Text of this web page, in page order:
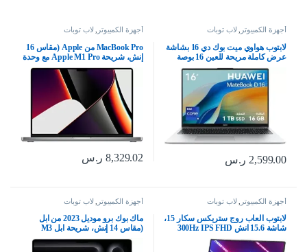
أجهزة الكمبيوتر لاب توبات
لابتوب هواوي ميت بوك دي 16 بشاشة
عرض كاملة مريحة للعين 16 بوصة
هيكل خفيف ومعدني معالج كور i9
عالي الأداء جيل 13 ذاكرة رام 16
جيجابايت+ SSD سعة 1 تيرابايت،
لوحة مفاتيح رقمية انجليزي/عربي لون
2,599.00 ر.س
أجهزة الكمبيوتر لاب توبات
MacBook Pro من Apple (مقاس 16
إنش، شريحة Apple M1 Pro مع وحدة
معالجة مركزية مع 10 نوى ووحدة
سعة 512GB) – رمادي فلكي; عربي/
إنكليزي
8,329.02 ر.س
أجهزة الكمبيوتر لاب توبات
لابتوب العاب روج ستريكس سكار 15،
شاشة 15.6 انش 300Hz IPS FHD
أجهزة الكمبيوتر لاب توبات
ماك بوك برو موديل 2023 من ابل
(مقاس 14 إنش، شريحة ابل M3
بوحدة معالجة مركزية ثمانية النوى